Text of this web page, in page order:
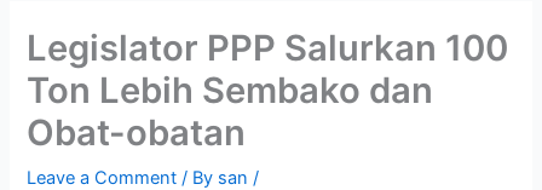
Legislator PPP Salurkan 100
Ton Lebih Sembako dan
Obat-obatan
Leave a Comment / By san/